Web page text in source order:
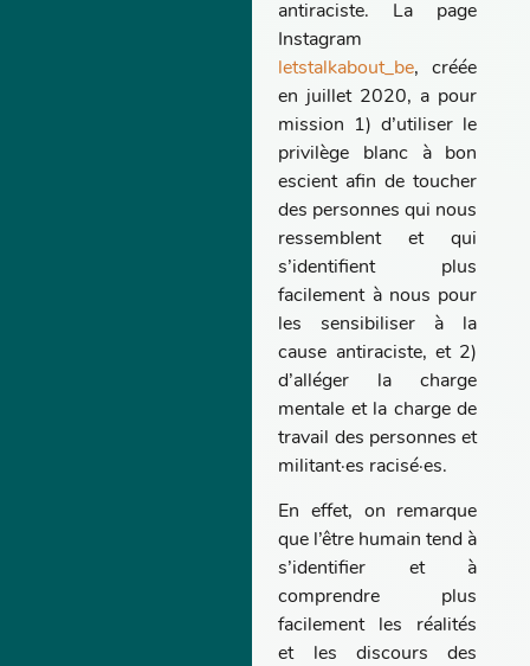
antiraciste. La page
Instagram
letstalkabout_be, créée
en juillet 2020, a pour
mission 1) d’utiliser le
privilège blanc à bon
escient afin de toucher
des personnes qui nous
ressemblent et qui
s’identifient plus
facilement à nous pour
les sensibiliser à la
cause antiraciste, et 2)
d’alléger la charge
mentale et la charge de
travail des personnes et
militant·es racisé·es.
En effet, on remarque
que l’être humain tend à
s’identifier et à
comprendre plus
facilement les réalités
et les discours des